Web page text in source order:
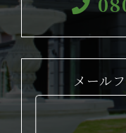
メール